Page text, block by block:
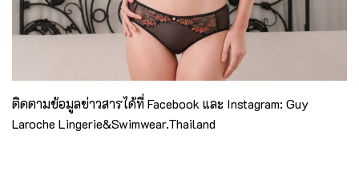
ติดตามข้อมูลข่าวสารได้ที่ Facebook และ Instagram: Guy
Laroche Lingerie&Swimwear.Thailand